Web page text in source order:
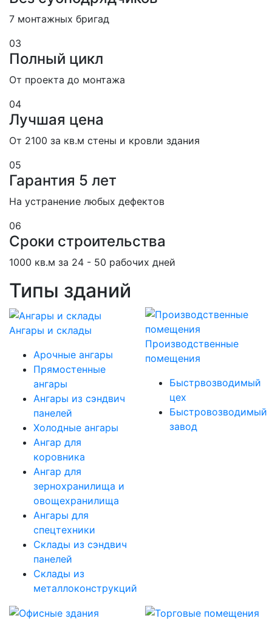
7 монтажных бригад
03
Полный цикл
От проекта до монтажа
04
Лучшая цена
От 2100 за кв.м стены и кровли здания
05
Гарантия 5 лет
На устранение любых дефектов
06
Сроки строительства
1000 кв.м за 24 - 50 рабочих дней
Типы зданий
Ангары и склады
Арочные ангары
Прямостенные
ангары
Ангары из сэндвич
панелей
Холодные ангары
Ангар для
коровника
Ангар для
зернохранилища и
овощехранилища
Ангары для
спецтехники
Склады из сэндвич
панелей
Склады из
металлоконструкций
Производствен­ные
помещения
Быстрвозводимый
цех
Быстровозводимый
завод